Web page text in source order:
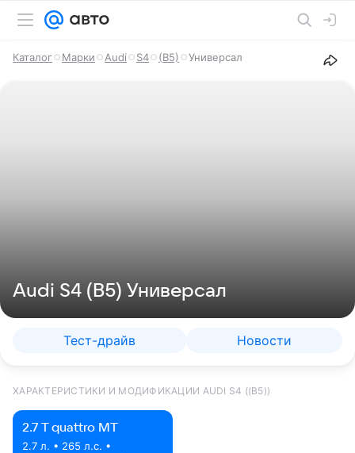
Каталог Марки Audi S4 (B5) Универсал
Audi S4 (B5) Универсал
Тест-драйв Новости
ХАРАКТЕРИСТИКИ И МОДИФИКАЦИИ AUDI S4 ((B5))
2.7 T quattro MT
2.7 л. • 265 л.с. •